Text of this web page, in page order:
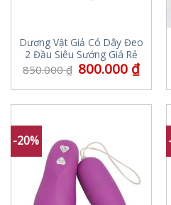
Dương Vật Giả Có Dây Đeo
2 Đầu Siêu Sướng Giá Rẻ
850.000₫ 800.000 ₫
-20%